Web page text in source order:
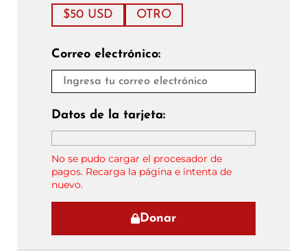
$50 USD OTRO
Correo electrónico:
Datos de la tarjeta:
No se pudo cargar el procesador de
pagos. Recarga la página e intenta de
nuevo.
Donar